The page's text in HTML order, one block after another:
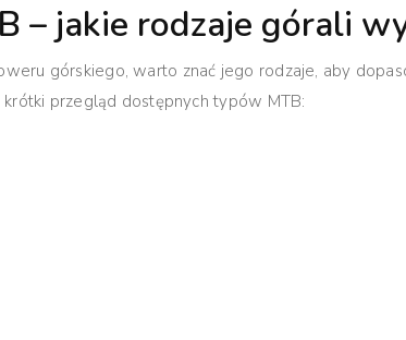
– jakie rodzaje górali
górskiego, warto znać jego rodzaje, aby
przegląd dostępnych typów MTB: